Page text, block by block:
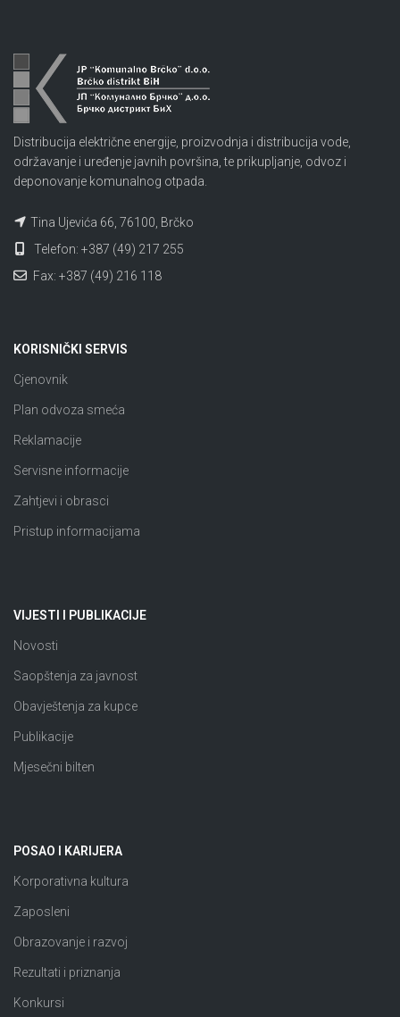
Distribucija električne energije, proizvodnja i distribucija vode,
održavanje i uređenje javnih površina, te prikupljanje, odvoz i
deponovanje komunalnog otpada.
Tina Ujevića 66, 76100, Brčko
Telefon: +387 (49) 217 255
Fax: +387 (49) 216 118
KORISNIČKI SERVIS
Cjenovnik
Plan odvoza smeća
Reklamacije
Servisne informacije
Zahtjevi i obrasci
Pristup informacijama
VIJESTI I PUBLIKACIJE
Novosti
Saopštenja za javnost
Obavještenja za kupce
Publikacije
Mjesečni bilten
POSAO I KARIJERA
Korporativna kultura
Zaposleni
Obrazovanje i razvoj
Rezultati i priznanja
Konkursi